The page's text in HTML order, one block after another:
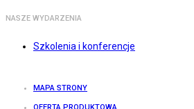
NASZE WYDARZENIA
Szkolenia i konferencje
MAPA STRONY